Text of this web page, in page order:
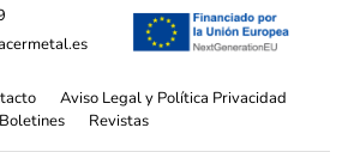
Aviso Legal y Política Privacidad
Boletines Revistas